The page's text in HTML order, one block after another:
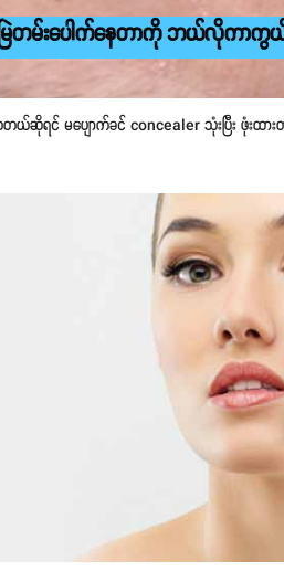
ြဲတမ်းပေါက်နေတာကို ဘယ်လိုကာ
င် မပျောက်ခင် concealer သုံးပြီး ဖုံးထား